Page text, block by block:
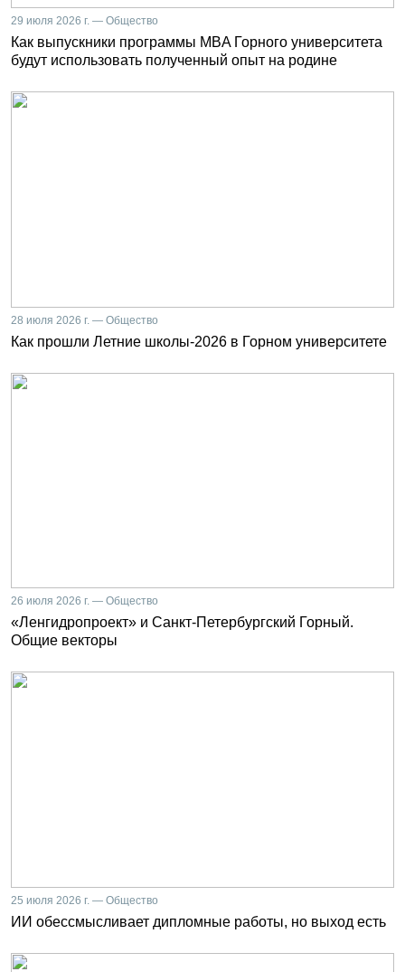
29 июля 2026 г. — Общество
Как выпускники программы MBA Горного университета
будут использовать полученный опыт на родине
28 июля 2026 г. — Общество
Как прошли Летние школы-2026 в Горном университете
26 июля 2026 г. — Общество
«Ленгидропроект» и Санкт-Петербургский Горный.
Общие векторы
25 июля 2026 г. — Общество
ИИ обессмысливает дипломные работы, но выход есть